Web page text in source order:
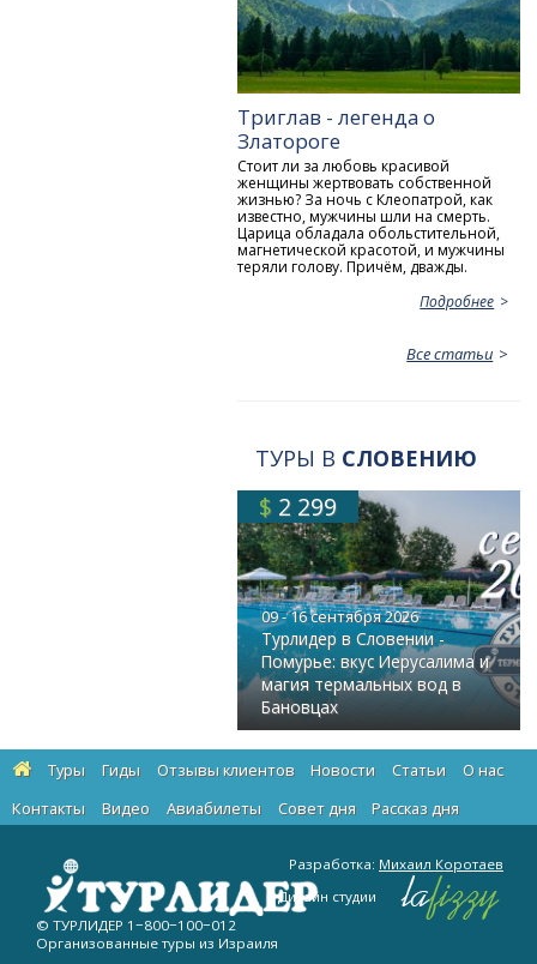
Триглав - легенда о
Златороге
Стоит ли за любовь красивой
женщины жертвовать собственной
жизнью? За ночь с Клеопатрой, как
известно, мужчины шли на смерть.
Царица обладала обольстительной,
магнетической красотой, и мужчины
теряли голову. Причём, дважды.
Подробнее
Все статьи
ТУРЫ В СЛОВЕНИЮ
$ 2 299
09 - 16 сентября 2026
Турлидер в Словении -
Помурье: вкус Иерусалима и
магия термальных вод в
Бановцах
Туры Гиды Отзывы клиентов Новости Статьи
О нас
Контакты
Видео Авиабилеты Cовет дня Рассказ дня
© ТУРЛИДЕР 1−800−100−012
Организованные туры из Израиля
Разработка: Михаил Коротаев
Дизайн студии